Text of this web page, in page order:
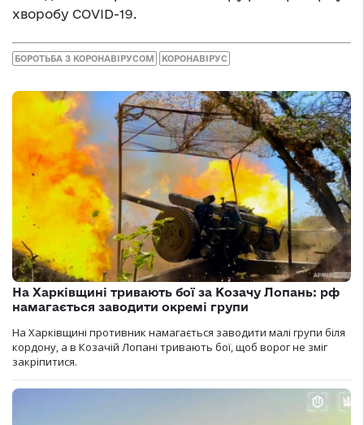
хворобу COVID-19.
БОРОТЬБА З КОРОНАВІРУСОМ КОРОНАВІРУС
На Харківщині тривають бої за Козачу Лопань: рф
намагається заводити окремі групи
На Харківщині противник намагається заводити малі групи біля
кордону, а в Козачій Лопані тривають бої, щоб ворог не зміг
закріпитися.